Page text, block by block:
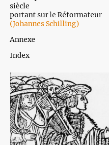
siècle
portant sur le Réformateur
(Johannes Schilling)
Annexe
Index